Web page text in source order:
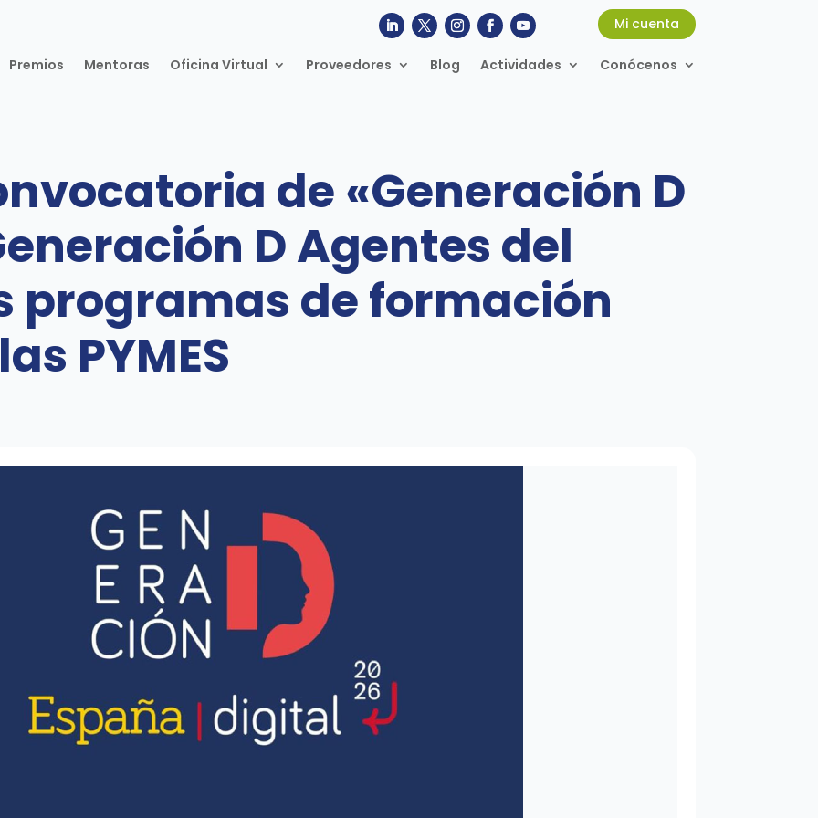
Mi cuenta
Premios Mentoras Oficina Virtual Proveedores Blog Actividades Conócenos
de «Generación D
D Agentes del
programas de formación
PYMES